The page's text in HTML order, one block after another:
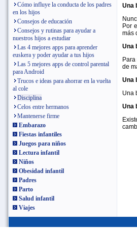
Cómo influye la conducta de los padres
en los hijos
Consejos de educación
Consejos y rutinas para ayudar a
nuestros hijos a estudiar
Las 4 mejores apps para aprender
euskera y poder ayudar a tus hijos
Las 5 mejores apps de control parental
para Android
Trucos e ideas para ahorrar en la vuelta
al cole
Disciplina
Celos entre hermanos
Mantenerse firme
Embarazo
Fiestas infantiles
Juegos para niños
Lectura infantil
Niños
Obesidad infantil
Padres
Parto
Salud infantil
Viajes
Una
Por
más
Una
de
Una
Una
Una